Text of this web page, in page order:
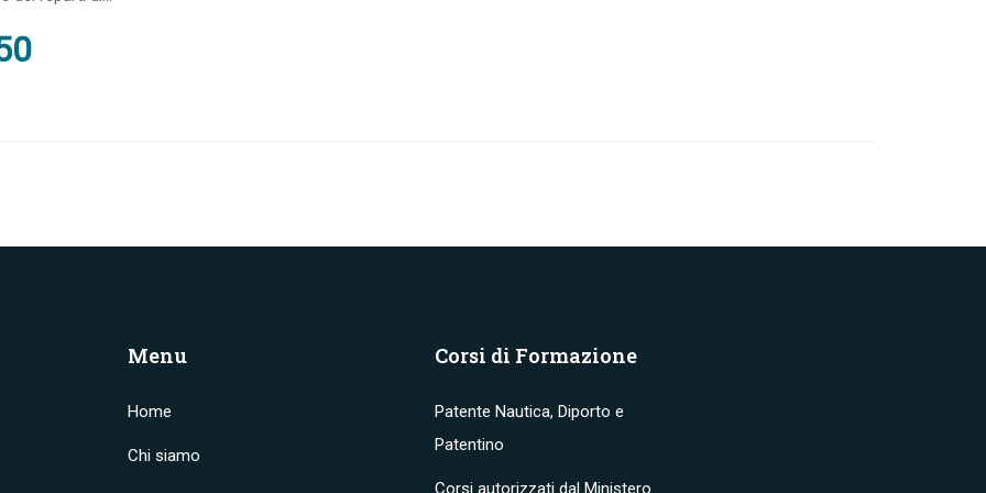
Menu
Home
Chi siamo
Corsi di Formazione
Patente Nautica, Diporto e
Patentino
Corsi autorizzati dal Ministero